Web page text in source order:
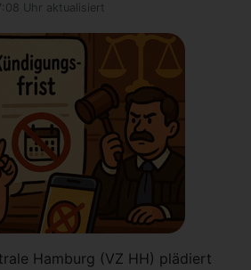
Uhr aktualisiert
Hamburg (VZ HH) plädiert